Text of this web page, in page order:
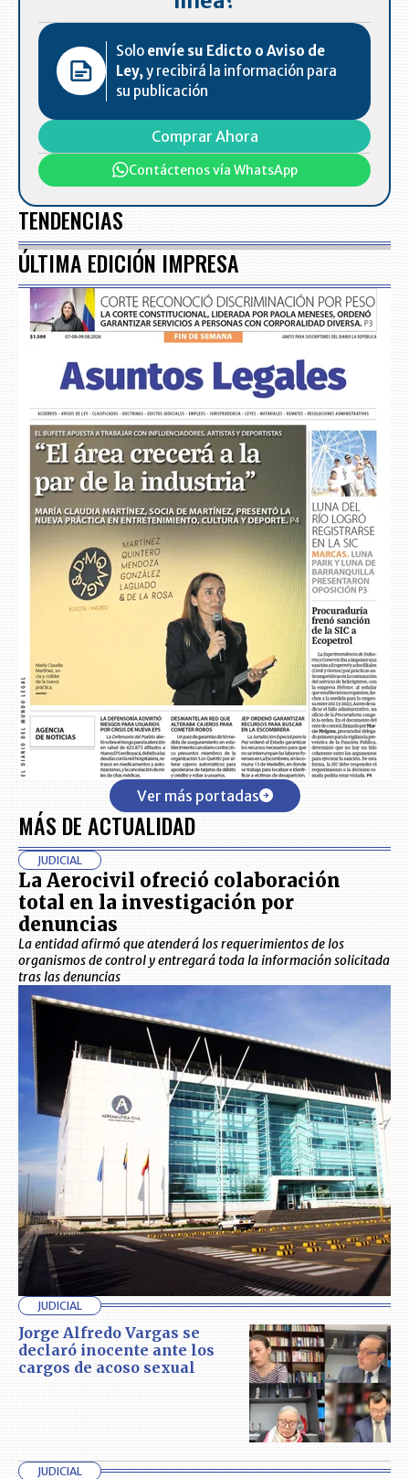
Solo envíe su Edicto o Aviso de
Ley, y recibirá la información para
su publicación
Comprar Ahora
Contáctenos vía WhatsApp
TENDENCIAS
ÚLTIMA EDICIÓN IMPRESA
Ver más portadas
MÁS DE ACTUALIDAD
JUDICIAL
La Aerocivil ofreció colaboración
total en la investigación por
denuncias
La entidad afirmó que atenderá los requerimientos de los
organismos de control y entregará toda la información solicitada
tras las denuncias
JUDICIAL
Jorge Alfredo Vargas se
declaró inocente ante los
cargos de acoso sexual
JUDICIAL